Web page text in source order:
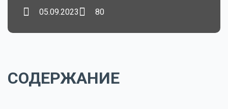
05.09.2023 80
СОДЕРЖАНИЕ